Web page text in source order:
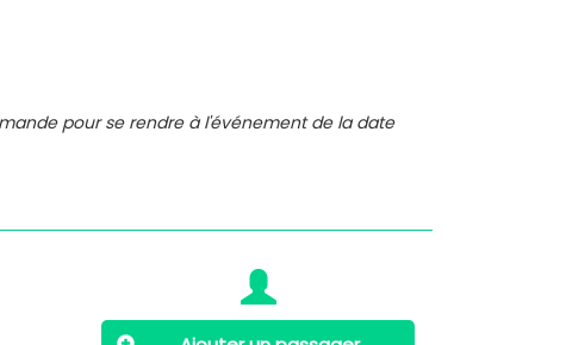
pour se rendre à l'événement de la date